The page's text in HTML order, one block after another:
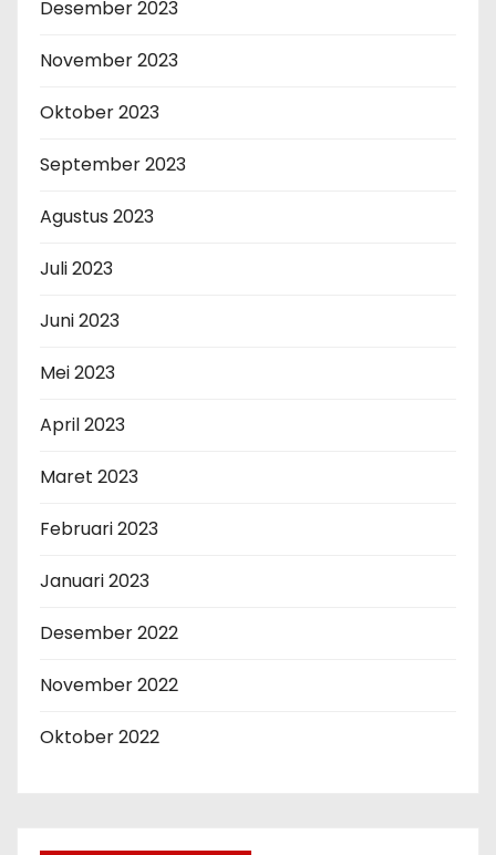
Desember 2023
November 2023
Oktober 2023
September 2023
Agustus 2023
Juli 2023
Juni 2023
Mei 2023
April 2023
Maret 2023
Februari 2023
Januari 2023
Desember 2022
November 2022
Oktober 2022